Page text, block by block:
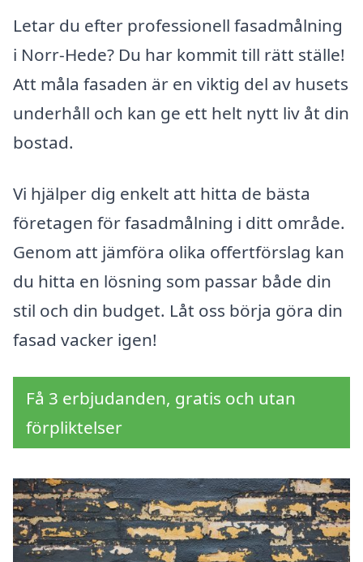
Letar du efter professionell fasadmålning
i Norr-Hede? Du har kommit till rätt ställe!
Att måla fasaden är en viktig del av husets
underhåll och kan ge ett helt nytt liv åt din
bostad.
Vi hjälper dig enkelt att hitta de bästa
företagen för fasadmålning i ditt område.
Genom att jämföra olika offertförslag kan
du hitta en lösning som passar både din
stil och din budget. Låt oss börja göra din
fasad vacker igen!
Få 3 erbjudanden, gratis och utan
förpliktelser